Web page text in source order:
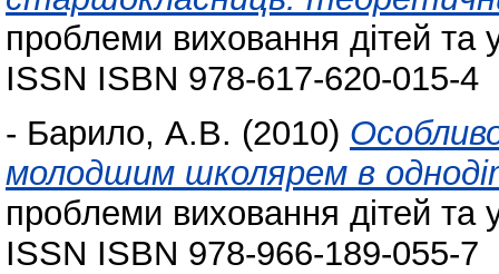
проблеми виховання дітей та
ISSN ISBN 978-617-620-015-4
- Барило, А.В. (2010)
молодшим школярем в
проблеми виховання дітей та
ISSN ISBN 978-966-189-055-7